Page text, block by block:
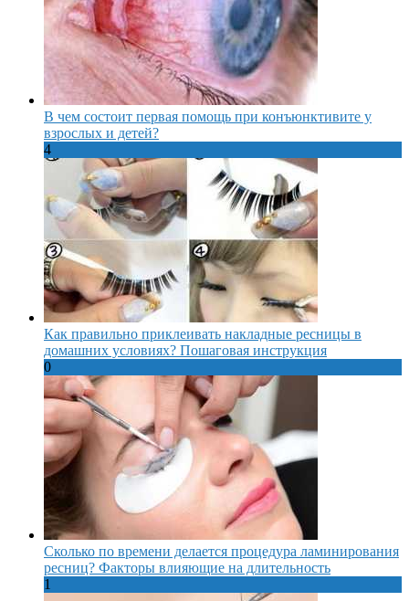
В чем состоит первая помощь при конъюнктивите у
взрослых и детей?
4
Как правильно приклеивать накладные ресницы в
домашних условиях? Пошаговая инструкция
0
Сколько по времени делается процедура ламинирования
ресниц? Факторы влияющие на длительность
1